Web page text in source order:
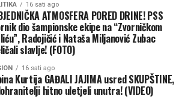
16 sati ago
ATMOSFERA PORED DRINE! PSS
dio šampionske ekipe na “Zvorničkom
Radojičić i Nataša Miljanović Zubac
slavlje! (FOTO)
16 sati ago
Kurtija GAĐALI JAJIMA usred SKUPŠTINE,
hitno uletjeli unutra! (VIDEO)